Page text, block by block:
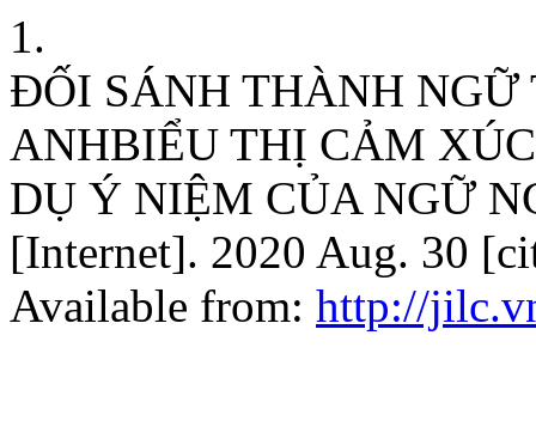
1.
ĐỐI SÁNH THÀNH
ANHBIỂU THỊ CẢM
DỤ Ý NIỆM CỦA NGỮ
[Internet]. 2020 Aug. 30
Available from: http://